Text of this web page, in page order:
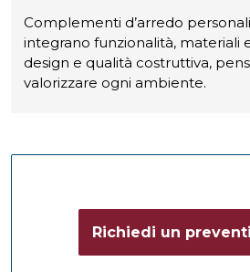
Complementi d’arredo
integrano funzionalità, materiali
design e qualità costruttiva,
valorizzare ogni ambiente.
Richiedi un